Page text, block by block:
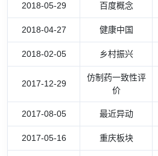
2018-05-29 百度概念
2018-04-27 健康中国
2018-02-05 乡村振兴
2017-12-29
仿制药一致性评
价
2017-08-05 最近异动
2017-05-16 重庆板块